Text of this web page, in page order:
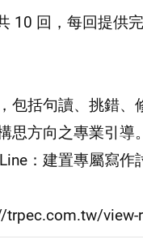
10 回，每回提供
包括句讀、挑錯、
思方向之專業引導。
：建置專屬寫
view-